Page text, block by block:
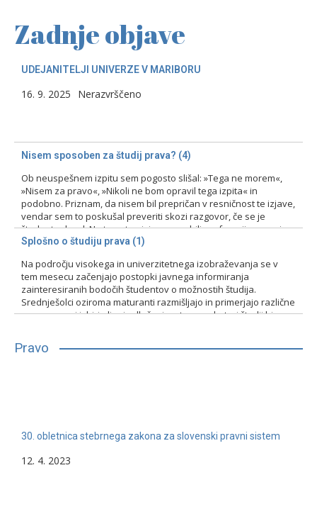
Zadnje objave
UDEJANITELJI UNIVERZE V MARIBORU
16. 9. 2025 Nerazvrščeno
Nisem sposoben za študij prava? (4)
Ob neuspešnem izpitu sem pogosto slišal: »Tega ne morem«,
»Nisem za pravo«, »Nikoli ne bom opravil tega izpita« in
podobno. Priznam, da nisem bil prepričan v resničnost te izjave,
vendar sem to poskušal preveriti skozi razgovor, če se je
študent odzval. Na tovrstne izjave smo bili profesorji pozorni
zlasti pri prvih izpitih, kajti ni bila…
15. 2. 2024 Nerazvrščeno
Splošno o študiju prava (1)
Na področju visokega in univerzitetnega izobraževanja se v
tem mesecu začenjajo postopki javnega informiranja
zainteresiranih bodočih študentov o možnostih študija.
Srednješolci oziroma maturanti razmišljajo in primerjajo različne
programe pri izbiri ali pri odločanju o tem, na kateri študij bi se
Pravo
30. obletnica stebrnega zakona za slovenski pravni sistem
12. 4. 2023